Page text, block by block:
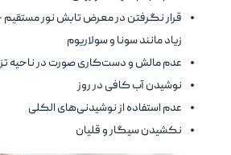
قرار نگرفتن در معرض تابش نور
زیاد مانند سونا و سولاریوم
عدم مالش و دست‌کاری صورت در ناحیه
نوشیدن آب کافی در روز
عدم استفاده از نوشیدنی‌های الکلی
نکشیدن سیگار و قلیان